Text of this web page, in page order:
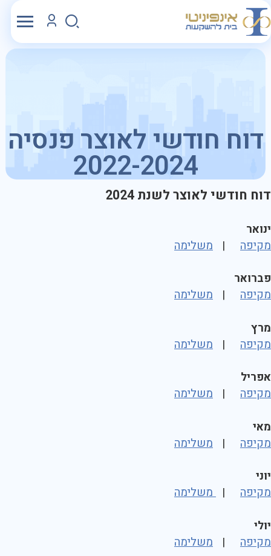
דוח חודשי לאוצר פנסיה
2022-2024
דוח חודשי לאוצר לשנת 2024
ינואר
מקיפה | משלימה
פברואר
מקיפה | משלימה
מרץ
מקיפה | משלימה
אפריל
מקיפה | משלימה
מאי
מקיפה | משלימה
יוני
מקיפה | משלימה
יולי
מקיפה | משלימה